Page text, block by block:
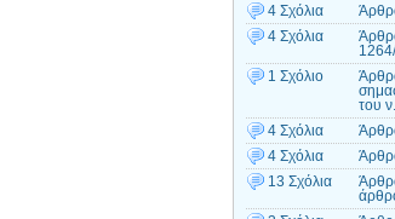
4 Σχόλια
4 Σχόλια
1 Σχόλιο
του
4 Σχόλια
4 Σχόλια
13 Σχόλια